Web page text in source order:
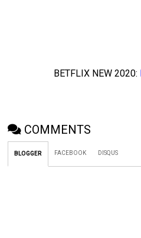
BETFLIX NEW 2020:
COMMENTS
BLOGGER FACEBOOK DISQUS